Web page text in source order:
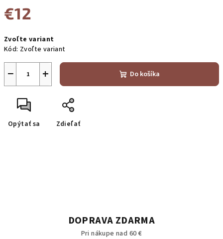
€12
cena:
Zvoľte variant
Kód: Zvoľte variant
+
− Do košíka
Opýtať sa Zdieľať
DOPRAVA ZDARMA
Pri nákupe nad 60 €